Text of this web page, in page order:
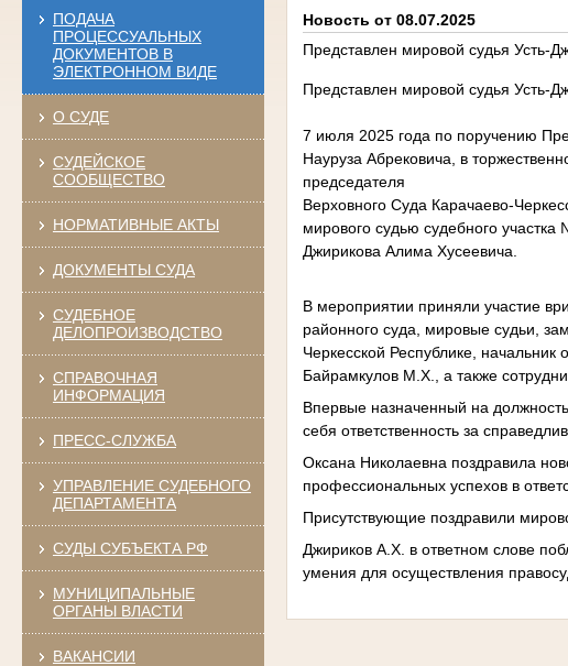
ПОДАЧА
ПРОЦЕССУАЛЬНЫХ
ДОКУМЕНТОВ В
ЭЛЕКТРОННОМ ВИДЕ
О СУДЕ
СУДЕЙСКОЕ
СООБЩЕСТВО
НОРМАТИВНЫЕ АКТЫ
ДОКУМЕНТЫ СУДА
СУДЕБНОЕ
ДЕЛОПРОИЗВОДСТВО
СПРАВОЧНАЯ
ИНФОРМАЦИЯ
ПРЕСС-СЛУЖБА
УПРАВЛЕНИЕ СУДЕБНОГО
ДЕПАРТАМЕНТА
СУДЫ СУБЪЕКТА РФ
МУНИЦИПАЛЬНЫЕ
ОРГАНЫ ВЛАСТИ
ВАКАНСИИ
Новость от 08.07.2025
Представлен мировой судья Усть-
Представлен мировой судья Усть-
7 июля 2025 года по поручению
Науруза Абрековича, в
председателя
Верховного Суда Карачаево-
мирового судью судебного участка
Джирикова Алима Хусеевича.
В мероприятии приняли участие
районного суда, мировые судьи,
Черкесской Республике, начальник
Байрамкулов М.Х., а также
Впервые назначенный на
себя ответственность за
Оксана Николаевна поздравила
профессиональных успехов в
Присутствующие поздравили
Джириков А.Х. в ответном слове
умения для осуществления